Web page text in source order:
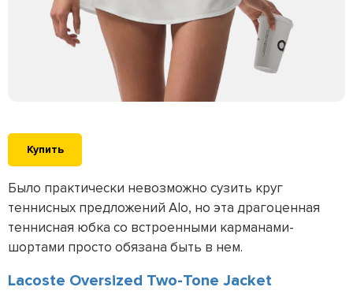
Купить
Было практически невозможно сузить круг
теннисных предложений Alo, но эта драгоценная
теннисная юбка со встроенными карманами-
шортами просто обязана быть в нем.
Lacoste Oversized Two-Tone Jacket